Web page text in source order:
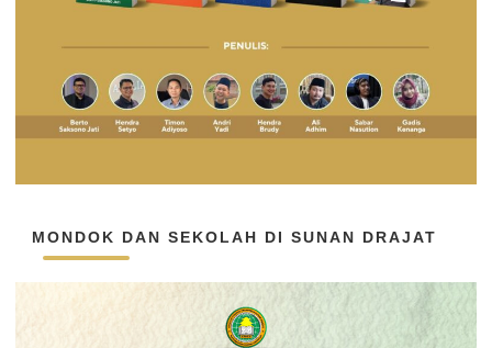
MONDOK DAN SEKOLAH DI SUNAN DRAJAT